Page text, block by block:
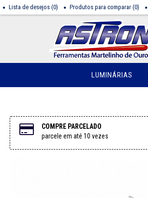
Lista de desejos (0) Produtos para comparar (0)
LUMINÁRIAS
COMPRE PARCELADO
parcele em até 10 vezes